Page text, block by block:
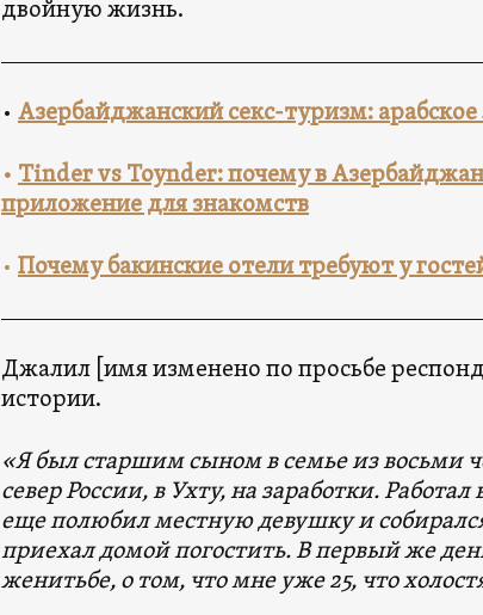
двойную жизнь.
• Азербайджанский секс-туризм: арабское
• Tinder vs Toynder: почему в
приложение для знакомств
• Почему бакинские отели требуют у
Джалил [имя изменено по просьбе
истории.
«Я был старшим сыном в семье из восьми
север России, в Ухту, на заработки.
еще полюбил местную девушку и
приехал домой погостить. В первый же
женитьбе, о том, что мне уже 25, что